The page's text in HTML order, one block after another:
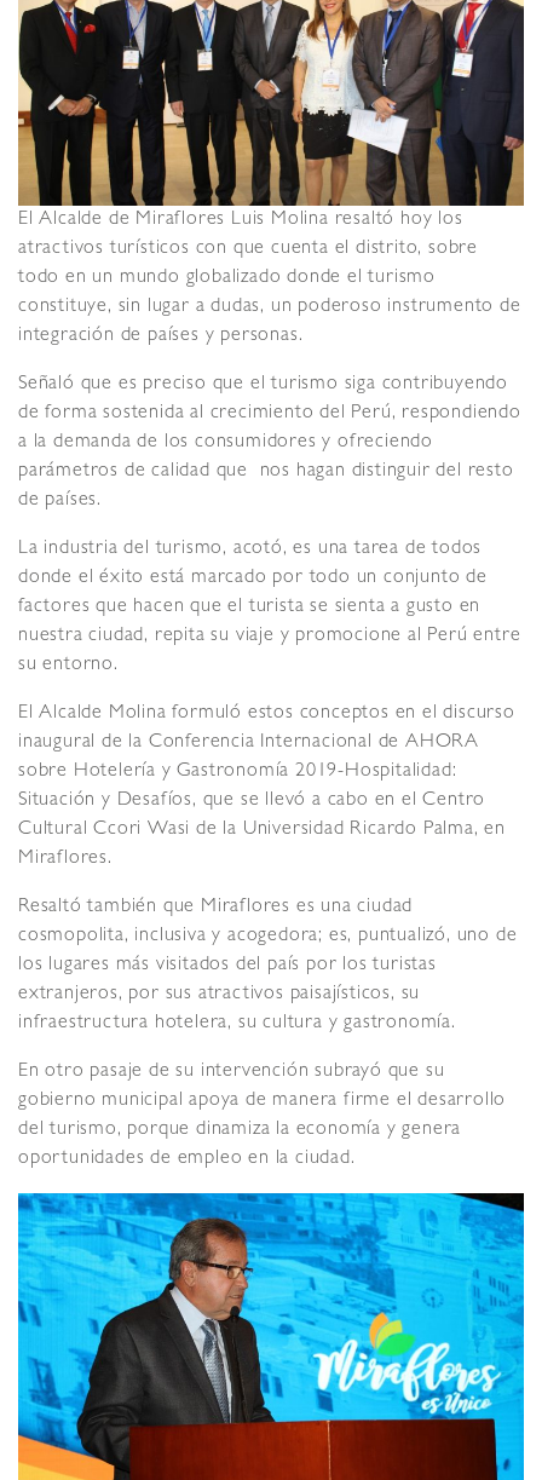
El Alcalde de Miraflores Luis Molina resaltó hoy los
atractivos turísticos con que cuenta el distrito, sobre
todo en un mundo globalizado donde el turismo
constituye, sin lugar a dudas, un poderoso instrumento de
integración de países y personas.
Señaló que es preciso que el turismo siga contribuyendo
de forma sostenida al crecimiento del Perú, respondiendo
a la demanda de los consumidores y ofreciendo
parámetros de calidad que nos hagan distinguir del resto
de países.
La industria del turismo, acotó, es una tarea de todos
donde el éxito está marcado por todo un conjunto de
factores que hacen que el turista se sienta a gusto en
nuestra ciudad, repita su viaje y promocione al Perú entre
su entorno.
El Alcalde Molina formuló estos conceptos en el discurso
inaugural de la Conferencia Internacional de AHORA
sobre Hotelería y Gastronomía 2019-Hospitalidad:
Situación y Desafíos, que se llevó a cabo en el Centro
Cultural Ccori Wasi de la Universidad Ricardo Palma, en
Miraflores.
Resaltó también que Miraflores es una ciudad
cosmopolita, inclusiva y acogedora; es, puntualizó, uno de
los lugares más visitados del país por los turistas
extranjeros, por sus atractivos paisajísticos, su
infraestructura hotelera, su cultura y gastronomía.
En otro pasaje de su intervención subrayó que su
gobierno municipal apoya de manera firme el desarrollo
del turismo, porque dinamiza la economía y genera
oportunidades de empleo en la ciudad.